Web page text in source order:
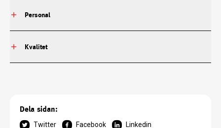
Personal
Kvalitet
Dela sidan:
Twitter Facebook Linkedin